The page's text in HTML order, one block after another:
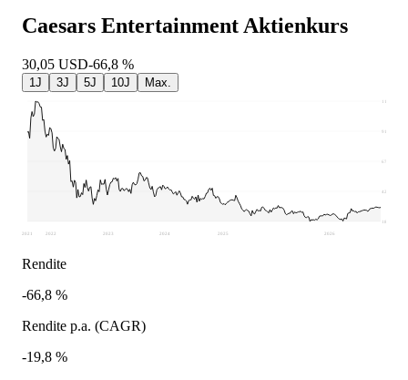
Caesars Entertainment Aktienkurs
30,05 USD-66,8 %
1J 3J 5J 10J Max.
18,73
42,91
67,1
91,29
115,48
2021 2022 2023 2024 2025 2026
Rendite
-66,8 %
Rendite p.a. (CAGR)
-19,8 %